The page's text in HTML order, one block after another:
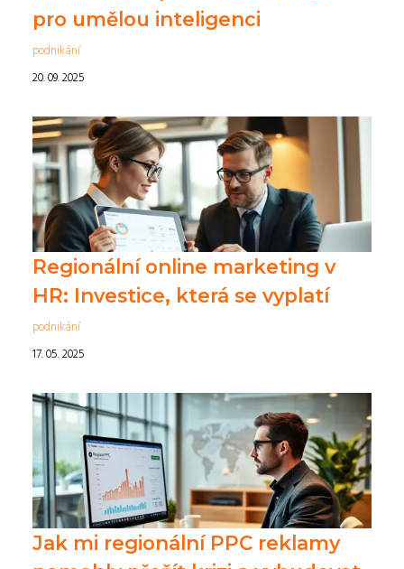
pro umělou inteligenci
podnikání
20. 09. 2025
Regionální online marketing v
HR: Investice, která se vyplatí
podnikání
17. 05. 2025
Jak mi regionální PPC reklamy